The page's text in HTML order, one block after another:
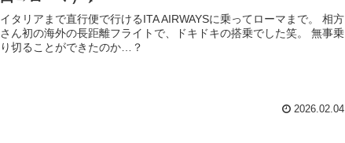
イタリアまで直行便で行けるITA AIRWAYSに乗ってローマまで。 相方
さん初の海外の長距離フライトで、ドキドキの搭乗でした笑。 無事乗
り切ることができたのか…？
2026.02.04